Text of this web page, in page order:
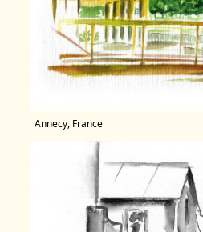
Annecy, France